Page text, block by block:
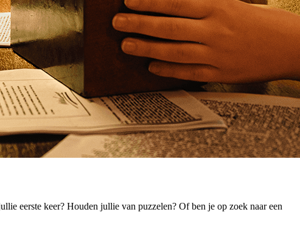
eerste keer? Houden jullie van puzzelen? Of ben je op zoek naar een